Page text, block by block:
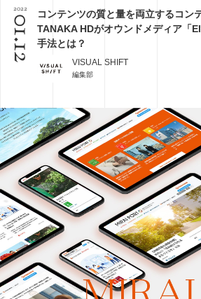
2022
01.12コンテンツの質と量を両立するコン
TANAKA HDがオウンドメディア「
手法とは？
VISUAL SHIFT
編集部